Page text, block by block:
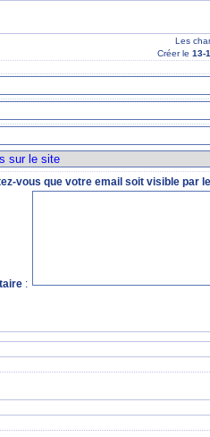
Les
Créer le 13-
vous que votre email soit visible par
: